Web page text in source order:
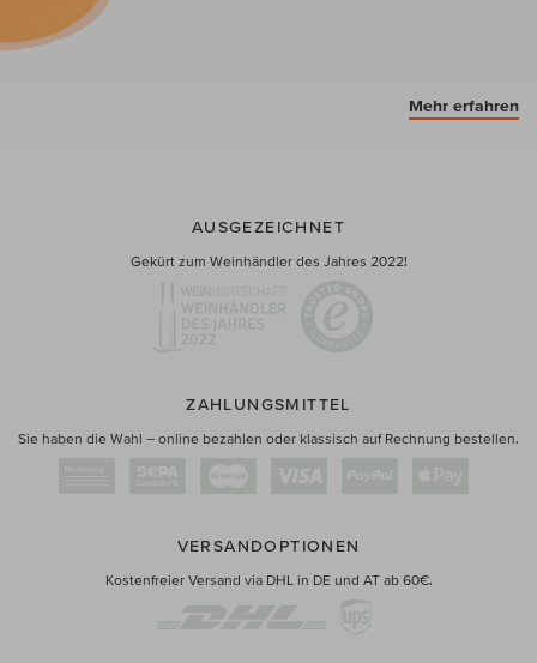
Mehr erfahren
AUSGEZEICHNET
Gekürt zum Weinhändler des Jahres 2022!
ZAHLUNGSMITTEL
Sie haben die Wahl – online bezahlen oder klassisch auf Rechnung bestellen.
VERSANDOPTIONEN
Kostenfreier Versand via DHL in DE und AT ab 60€.